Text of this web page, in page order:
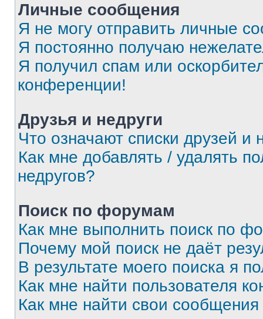
Личные сообщения
Я не могу отправить личные
Я постоянно получаю
Я получил спам или
конференции!
Друзья и недруги
Что означают списки друзей и
Как мне добавлять / удалять
недругов?
Поиск по форумам
Как мне выполнить поиск по
Почему мой поиск не даёт
В результате моего поиска я
Как мне найти пользователя
Как мне найти свои